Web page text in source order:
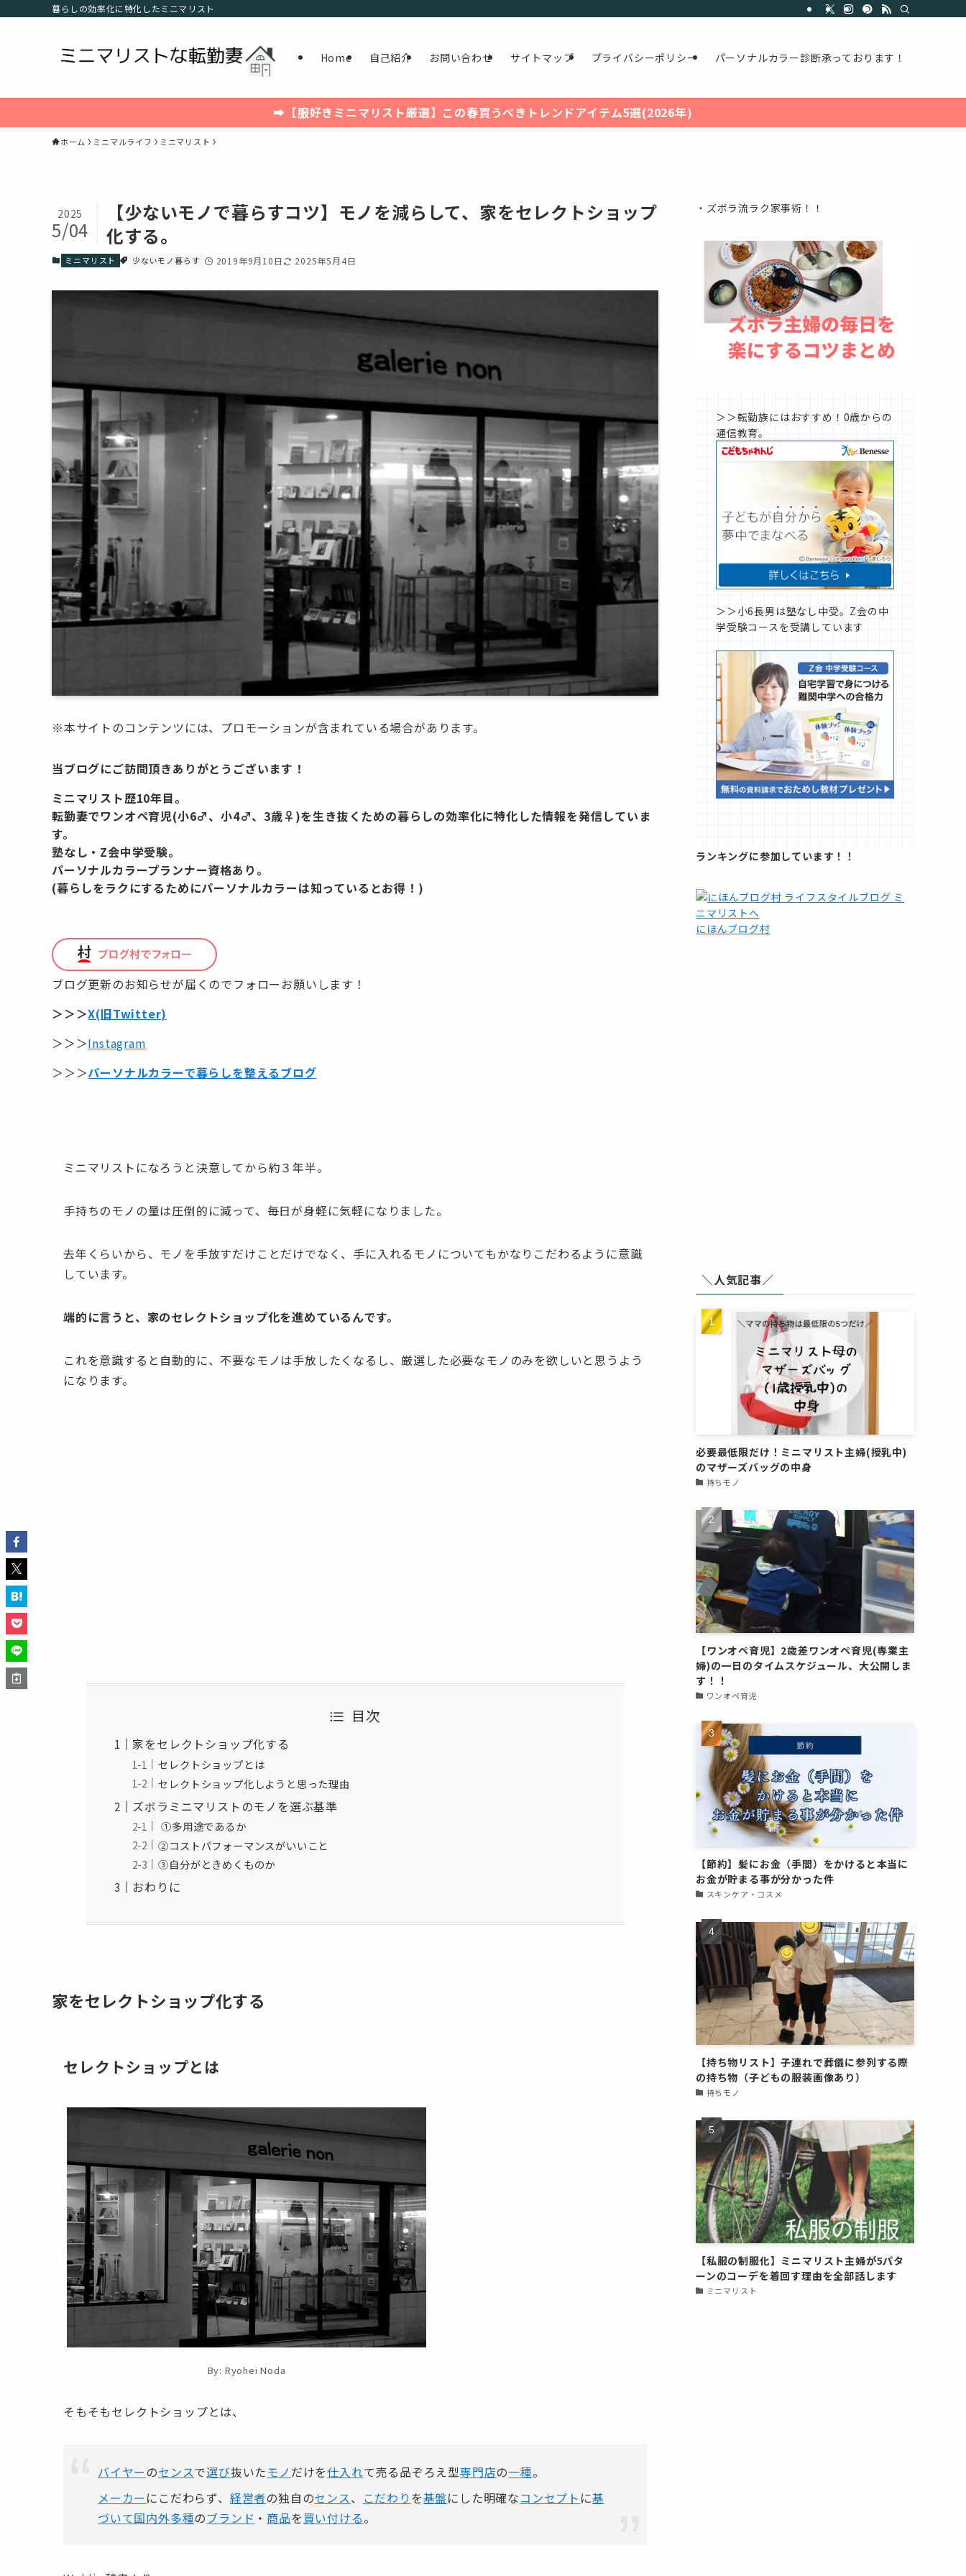
暮らしの効率化に特化したミニマリスト
Home 自己紹介 お問い合わせ サイトマップ プライバシーポリシー パーソナルカラー診断承っております！
➡【服好きミニマリスト厳選】この春買うべきトレンドアイテム5選(2026年)
ホーム ミニマルライフ ミニマリスト
【少ないモノで暮らすコツ】モノを減らして、家をセレクトショップ
化する。
2025
5/04
ミニマリスト 少ないモノ暮らす 2019年9月10日 2025年5月4日
※本サイトのコンテンツには、プロモーションが含まれている場合があります。
当ブログにご訪問頂きありがとうございます！
ミニマリスト歴10年目。
転勤妻でワンオペ育児(小6♂、小4♂、3歳♀)を生き抜くための暮らしの効率化に特化した情報を発信していま
す。
塾なし・Z会中学受験。
パーソナルカラープランナー資格あり。
(暮らしをラクにするためにパーソナルカラーは知っているとお得！)
ブログ更新のお知らせが届くのでフォローお願いします！
＞＞＞X(旧Twitter)
＞＞＞Instagram
＞＞＞パーソナルカラーで暮らしを整えるブログ
ミニマリストになろうと決意してから約３年半。
手持ちのモノの量は圧倒的に減って、毎日が身軽に気軽になりました。
去年くらいから、モノを手放すだけことだけでなく、手に入れるモノについてもかなりこだわるように意識
しています。
端的に言うと、家のセレクトショップ化を進めているんです。
これを意識すると自動的に、不要なモノは手放したくなるし、厳選した必要なモノのみを欲しいと思うよう
になります。
目次
家をセレクトショップ化する
セレクトショップとは
セレクトショップ化しようと思った理由
ズボラミニマリストのモノを選ぶ基準
①多用途であるか
②コストパフォーマンスがいいこと
③自分がときめくものか
おわりに
家をセレクトショップ化する
セレクトショップとは
By: Ryohei Noda
そもそもセレクトショップとは、
バイヤー のセンスで選び抜いたモノ だけを仕入れて売る品ぞろえ型専門店の一種。
メーカー にこだわらず、 経営者の独自のセンス、 こだわり を基盤にした明確なコンセプト に基
づいて国内外多種のブランド ・ 商品を買い付ける。
・ズボラ流ラク家事術！！
＞＞転勤族にはおすすめ！0歳からの
通信教育。
＞＞小6長男は塾なし中受。Z会の中
学受験コースを受講しています
ランキングに参加しています！！
にほんブログ村
＼人気記事／
必要最低限だけ！ミニマリスト主婦(授乳中)
のマザーズバッグの中身
持ちモノ
【ワンオペ育児】2歳差ワンオペ育児(専業主
婦)の一日のタイムスケジュール、大公開しま
す！！
ワンオペ育児
【節約】髪にお金（手間）をかけると本当に
お金が貯まる事が分かった件
スキンケア・コスメ
【持ち物リスト】子連れで葬儀に参列する際
の持ち物（子どもの服装画像あり）
持ちモノ
【私服の制服化】ミニマリスト主婦が5パタ
ーンのコーデを着回す理由を全部話します
ミニマリスト